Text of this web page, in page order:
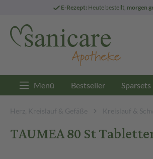
E-Rezept: Heute bestellt, morgen
Menü Bestseller Sparsets
Herz, Kreislauf & Gefäße Kreislauf &
TAUMEA 80 St